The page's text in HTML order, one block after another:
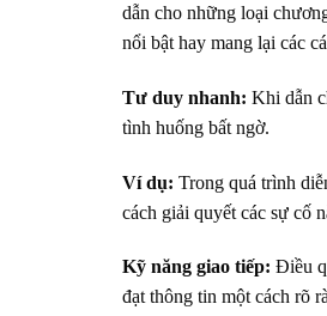
dẫn cho những loại
nổi bật hay mang lại các
Tư duy nhanh: Khi dẫn
tình huống bất ngờ.
Ví dụ: Trong quá trình
cách giải quyết các sự cố
Kỹ năng giao tiếp: Điều
đạt thông tin một cách rõ